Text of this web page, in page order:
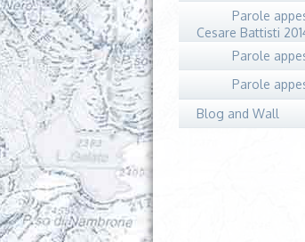
Parole
Cesare Battisti
Parole
Parole
Blog and Wall